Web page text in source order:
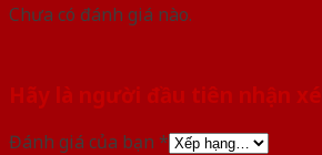
Chưa có đánh giá nào.
Hãy là người đầu tiên nhận
Đánh giá của bạn *